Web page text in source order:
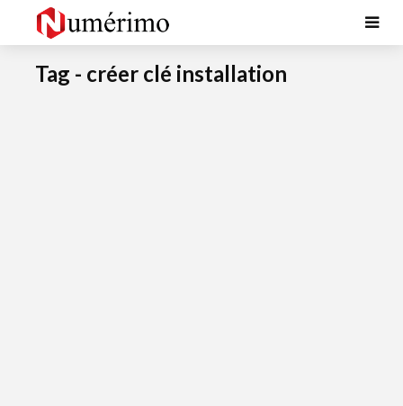
Tag - créer clé installation